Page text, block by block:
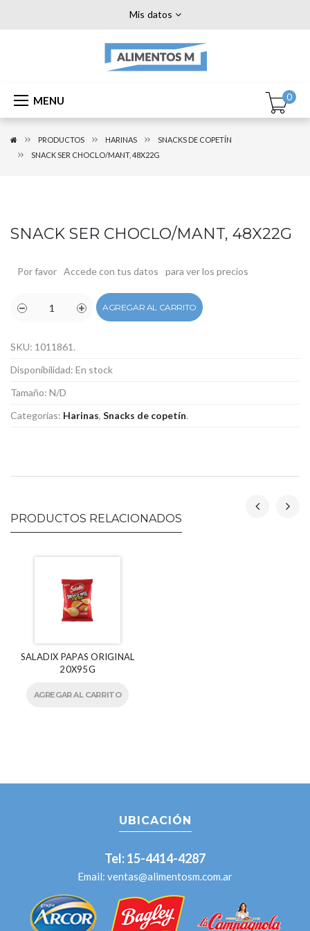
Mis datos
MENU 0
PRODUCTOS HARINAS
SNACKS DE COPETÍN
SNACK SER CHOCLO/MANT, 48X22G
SNACK SER CHOCLO/MANT, 48X22G
Por favor Accede con tus datos para ver los precios
AGREGAR AL CARRITO
SKU: 1011861 .
Disponibilidad: En stock
Tamaño: N/D
Categorías: Harinas, Snacks de copetín.
PRODUCTOS RELACIONADOS
SALADIX PAPAS ORIGINAL
20X95G
AGREGAR AL CARRITO
UBICACIÓN
Tel: 15-4414-4287
Email: ventas@alimentosm.com.ar